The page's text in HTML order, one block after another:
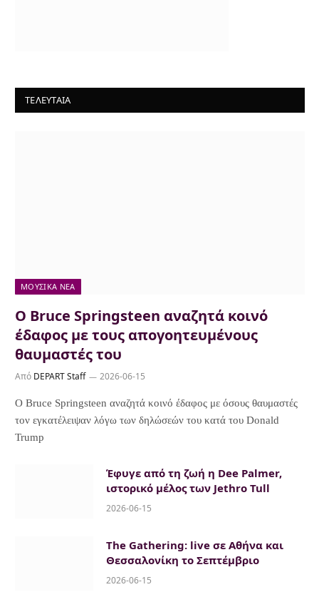
ΤΕΛΕΥΤΑΙΑ
ΜΟΥΣΙΚΆ ΝΈΑ
Ο Bruce Springsteen αναζητά κοινό
έδαφος με τους απογοητευμένους
θαυμαστές του
Από DEPART Staff 2026-06-15
Ο Bruce Springsteen αναζητά κοινό έδαφος με όσους θαυμαστές
τον εγκατέλειψαν λόγω των δηλώσεών του κατά του Donald
Trump
Έφυγε από τη ζωή η Dee Palmer,
ιστορικό μέλος των Jethro Tull
2026-06-15
The Gathering: live σε Αθήνα και
Θεσσαλονίκη το Σεπτέμβριο
2026-06-15